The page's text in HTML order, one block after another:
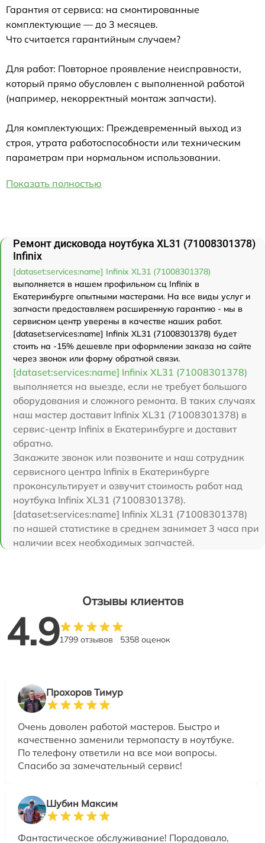
Гарантия от сервиса: на смонтированные
комплектующие — до 3 месяцев.
Что считается гарантийным случаем?
Для работ: Повторное проявление неисправности,
который прямо обусловлен с выполненной работой
(например, некорректный монтаж запчасти).
Для комплектующих: Преждевременный выход из
строя, утрата работоспособности или техническим
параметрам при нормальном использовании.
Показать полностью
Ремонт дисковода ноутбука XL31 (71008301378)
Infinix
[dataset:services:name] Infinix XL31 (71008301378)
выполняется в нашем профильном сц Infinix в
Екатеринбурге опытными мастерами. На все виды услуг и
запчасти предоставляем расширенную гарантию - мы в
сервисном центр уверены в качестве наших работ.
[dataset:services:name] Infinix XL31 (71008301378) будет
стоить на -15% дешевле при оформлении заказа на сайте
через звонок или форму обратной связи.
[dataset:services:name] Infinix XL31 (71008301378)
выполняется на выезде, если не требует большого
оборудования и сложного ремонта. В таких случаях
наш мастер доставит Infinix XL31 (71008301378) в
сервис-центр Infinix в Екатеринбурге и доставит
обратно.
Закажите звонок или позвоните и наш сотрудник
сервисного центра Infinix в Екатеринбурге
проконсультирует и озвучит стоимость работ над
ноутбука Infinix XL31 (71008301378).
[dataset:services:name] Infinix XL31 (71008301378)
по нашей статистике в среднем занимает 3 часа при
наличии всех необходимых запчастей.
Отзывы клиентов
4.91799 отзывов 5358 оценок
Прохоров Тимур
Очень доволен работой мастеров. Быстро и
качественно заменили термопасту в ноутбуке.
По телефону ответили на все мои вопросы.
Спасибо за замечательный сервис!
Шубин Максим
Фантастическое обслуживание! Порадовало,